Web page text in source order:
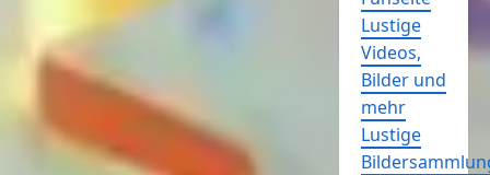
Lustige
Videos,
Bilder und
mehr
Lustige